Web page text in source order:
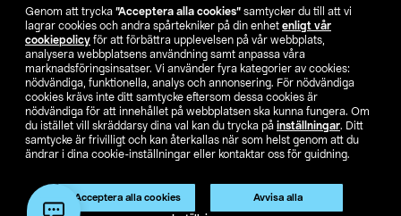
Genom att trycka ”Acceptera alla cookies” samtycker du till att vi
lagrar cookies och andra spårtekniker på din enhet enligt vår
cookiepolicy för att förbättra upplevelsen på vår webbplats,
analysera webbplatsens användning samt anpassa våra
marknadsföringsinsatser. Vi använder fyra kategorier av cookies:
nödvändiga, funktionella, analys och annonsering. För nödvändiga
cookies krävs inte ditt samtycke eftersom dessa cookies är
nödvändiga för att innehållet på webbplatsen ska kunna fungera. Om
du istället vill skräddarsy dina val kan du trycka på inställningar. Ditt
samtycke är frivilligt och kan återkallas när som helst genom att du
ändrar i dina cookie-inställningar eller kontaktar oss för guidning.
Acceptera alla cookies Avvisa alla
Hitta butik
SE NO FI
Köpvillkor Privacy statement Klubbvillkor För företag